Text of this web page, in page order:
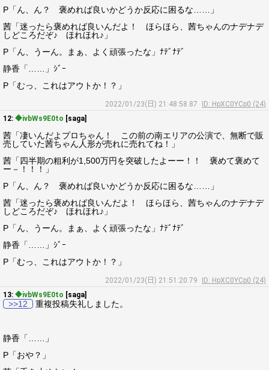
P「ん、ん？ 褒めれば良いかどうか反応に困るな……」
茜「迷ったら褒めれば良いんだよ！ ほらほら、茜ちゃんのナデナデ
しどころだぞ♪ ほれほれ♪」
P「ん、うーん。まぁ、よく頑張ったな」ﾅﾃﾞﾅﾃﾞ
静香「……」ｼﾞｰ
P「むっ、これはアウトか！？」
2022/01/23(日) 21:48:58.87
ID: HpXC0YCp0 (24)
12: ◆ivbWs9E0to [saga]
茜「凄いんだよプロちゃん！ この前の南エリアの公演で、無断で販
売していた茜ちゃん人形が売れに売れてね！」
茜「四半期の粗利が1,500万円を突破したよーー！！ 褒めて褒めて
ー－！！！」
P「ん、ん？ 褒めれば良いかどうか反応に困るな……」
茜「迷ったら褒めれば良いんだよ！ ほらほら、茜ちゃんのナデナデ
しどころだぞ♪ ほれほれ♪」
P「ん、うーん。まぁ、よく頑張ったな」ﾅﾃﾞﾅﾃﾞ
静香「……」ｼﾞｰ
P「むっ、これはアウトか！？」
2022/01/23(日) 21:51:20.79
ID: HpXC0YCp0 (24)
13: ◆ivbWs9E0to [saga]
>>12 重複投稿失礼しました。
静香「……」
P「おや？」